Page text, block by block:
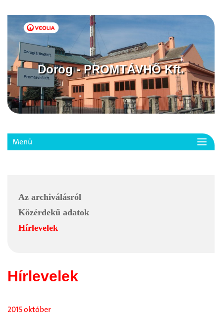
Dorog - PROMTÁVHŐ Kft.
Menü
Az archiválásról
Közérdekű adatok
Hírlevelek
Hírlevelek
2015 október